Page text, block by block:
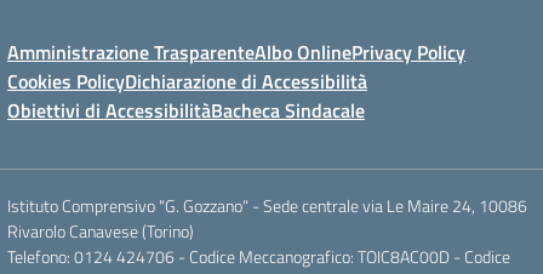
Amministrazione TrasparenteAlbo OnlinePrivacy Policy
Cookies PolicyDichiarazione di Accessibilità
Obiettivi di AccessibilitàBacheca Sindacale
Istituto Comprensivo "G. Gozzano" - Sede centrale via Le Maire 24, 10086
Rivarolo Canavese (Torino)
Telefono: 0124 424706 - Codice Meccanografico: TOIC8AC00D - Codice